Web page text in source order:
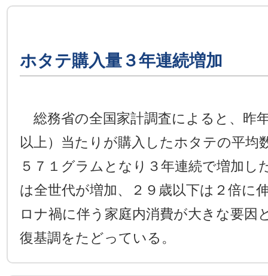
ホタテ購入量３年連続増加
総務省の全国家計調査によると、昨
以上）当たりが購入したホタテの平均
５７１グラムとなり３年連続で増加し
は全世代が増加、２９歳以下は２倍に
ロナ禍に伴う家庭内消費が大きな要因
復基調をたどっている。